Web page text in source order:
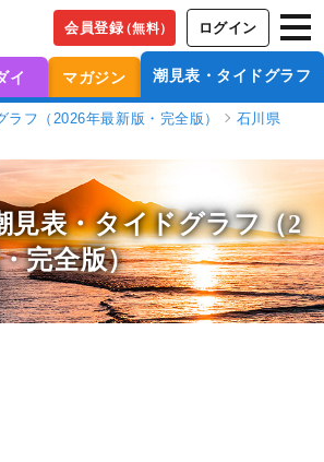
会員登録（無料） ログイン
イ マガジン 潮見表・タイドグラフ
フ（2026年最新版・完全版）
石川県
見表・タイドグラフ（2
完全版）